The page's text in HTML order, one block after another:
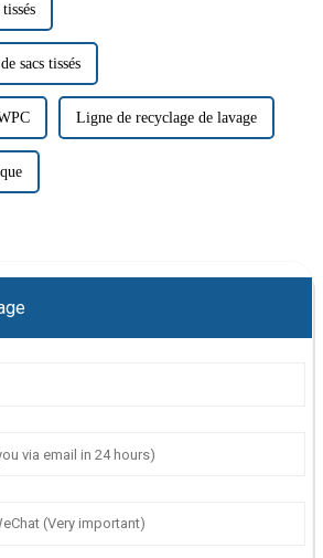
sacs tissés
Ligne de recyclage de lavage